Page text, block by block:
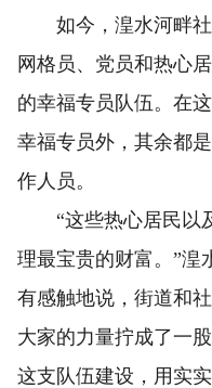
如今，湟水河畔社
网格员、党员和热心
的幸福专员队伍。在
幸福专员外，其余都
作人员。
“这些热心居民以
理最宝贵的财富。”湟
有感触地说，街道和
大家的力量拧成了一
这支队伍建设，用实